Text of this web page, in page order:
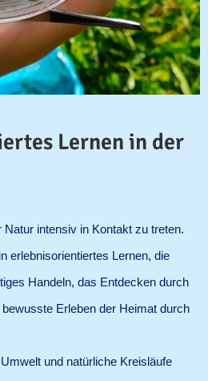
Lernen in der
Natur intensiv in Kontakt zu treten.
erlebnisorientiertes Lernen, die
Handeln, das Entdecken durch
Erleben der Heimat durch
und natürliche Kreisläufe